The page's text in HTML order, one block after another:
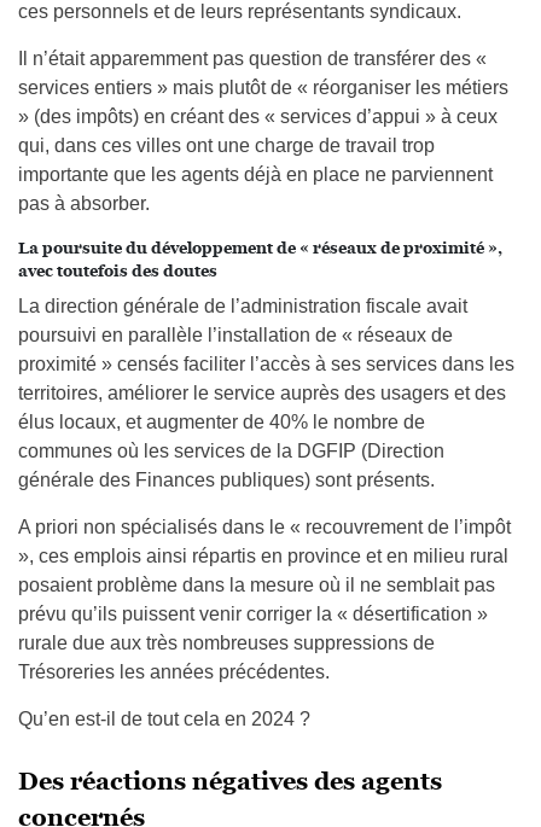
ces personnels et de leurs représentants syndicaux.
Il n’était apparemment pas question de transférer des «
services entiers » mais plutôt de « réorganiser les métiers
» (des impôts) en créant des « services d’appui » à ceux
qui, dans ces villes ont une charge de travail trop
importante que les agents déjà en place ne parviennent
pas à absorber.
La poursuite du développement de « réseaux de proximité »,
avec toutefois des doutes
La direction générale de l’administration fiscale avait
poursuivi en parallèle l’installation de « réseaux de
proximité » censés faciliter l’accès à ses services dans les
territoires, améliorer le service auprès des usagers et des
élus locaux, et augmenter de 40% le nombre de
communes où les services de la DGFIP (Direction
générale des Finances publiques) sont présents.
A priori non spécialisés dans le « recouvrement de l’impôt
», ces emplois ainsi répartis en province et en milieu rural
posaient problème dans la mesure où il ne semblait pas
prévu qu’ils puissent venir corriger la « désertification »
rurale due aux très nombreuses suppressions de
Trésoreries les années précédentes.
Qu’en est-il de tout cela en 2024 ?
Des réactions négatives des agents
concernés